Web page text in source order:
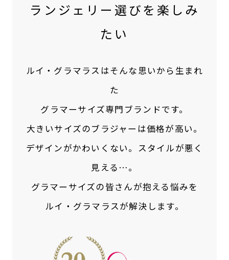
ランジェリー選びを楽しみ
たい
ルイ・グラマラスはそんな思いから生まれ
た
グラマーサイズ専門ブランドです。
大きいサイズのブラジャーは価格が高い。
デザインがかわいくない。スタイルが悪く
見える…。
グラマーサイズの皆さんが抱える悩みを
ルイ・グラマラスが解決します。